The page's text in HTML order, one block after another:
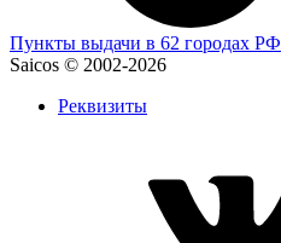
Пункты выдачи в 62 городах РФ
Saicos © 2002-2026
Реквизиты